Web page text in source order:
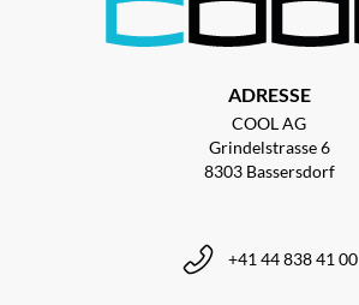
ADRESSE
COOL AG
Grindelstrasse 6
8303 Bassersdorf
+41 44 838 41 00